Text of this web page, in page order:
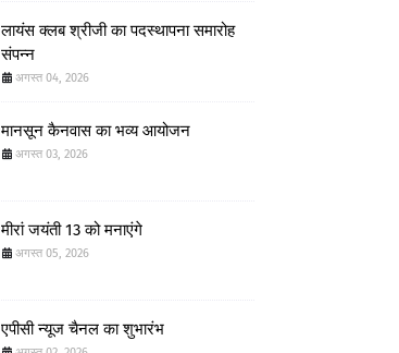
लायंस क्लब श्रीजी का पदस्थापना समारोह
संपन्न
अगस्त 04, 2026
मानसून कैनवास का भव्य आयोजन
अगस्त 03, 2026
मीरां जयंती 13 को मनाएंगे
अगस्त 05, 2026
एपीसी न्यूज चैनल का शुभारंभ